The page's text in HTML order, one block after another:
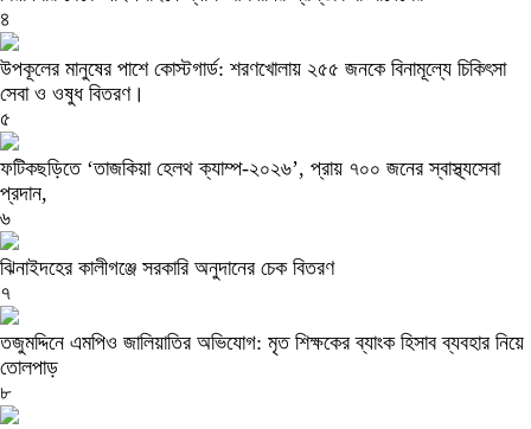
৪
উপকূলের মানুষের পাশে কোস্টগার্ড: শরণখোলায় ২৫৫ জনকে বিনামূল্যে চিকিৎসা
সেবা ও ওষুধ বিতরণ।
৫
ফটিকছড়িতে ‘তাজকিয়া হেলথ ক্যাম্প-২০২৬’, প্রায় ৭০০ জনের স্বাস্থ্যসেবা
প্রদান,
৬
ঝিনাইদহের কালীগঞ্জে সরকারি অনুদানের চেক বিতরণ
৭
তজুমদ্দিনে এমপিও জালিয়াতির অভিযোগ: মৃত শিক্ষকের ব্যাংক হিসাব ব্যবহার নিয়ে
তোলপাড়
৮